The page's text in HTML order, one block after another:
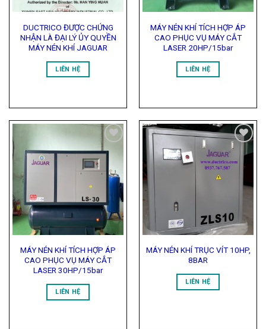
DUCTRICO ĐƯỢC CHỨNG
NHẬN LÀ ĐẠI LÝ ỦY QUYỀN
MÁY NÉN KHÍ JAGUAR
LIÊN HỆ
MÁY NÉN KHÍ TÍCH HỢP ÁP
CAO PHỤC VỤ MÁY CẮT
LASER 20HP/15bar
LIÊN HỆ
Add to
Wishlist
MÁY NÉN KHÍ TÍCH HỢP ÁP
CAO PHỤC VỤ MÁY CẮT
LASER 30HP/15bar
LIÊN HỆ
Add to
MÁY NÉN KHÍ TRỤC VÍT 10HP,
8BAR
LIÊN HỆ